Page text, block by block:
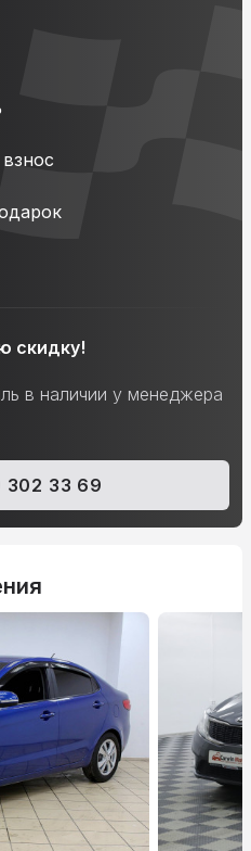
скидку!
в наличии у менеджера
302 33 69